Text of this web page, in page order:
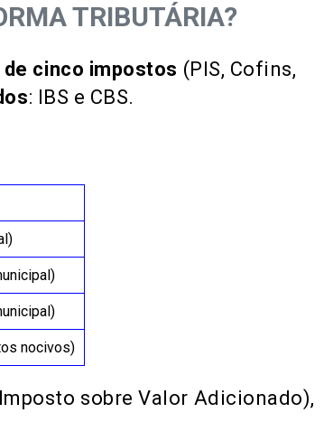
TRIBUTÁRIA?
cinco impostos (PIS, Cofins,
: IBS e CBS.
nocivos)
sobre Valor Adicionado),